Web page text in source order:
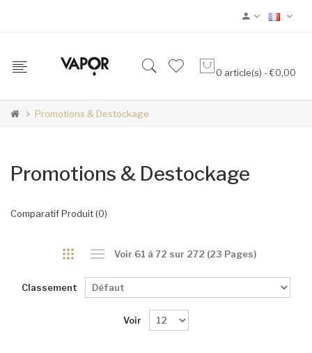
0 article(s) - €0,00
Promotions & Destockage
Promotions & Destockage
Comparatif Produit (0)
Voir 61 à 72 sur 272 (23 Pages)
Classement
Voir